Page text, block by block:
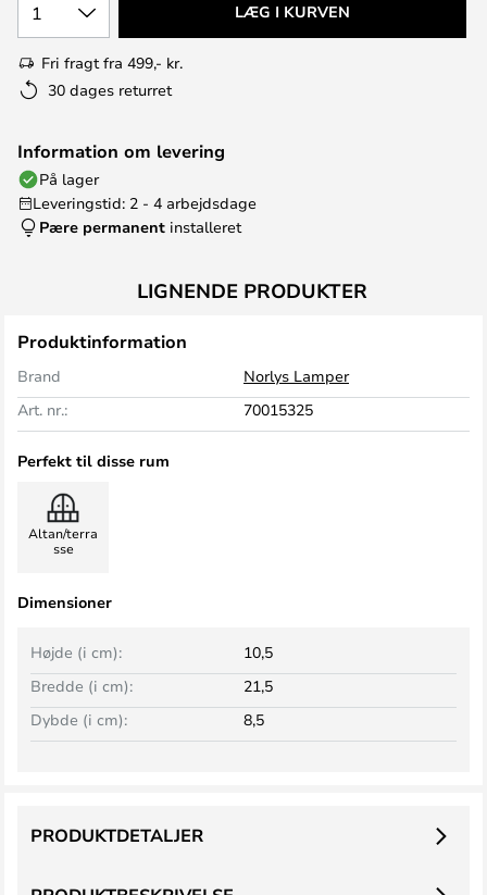
1 LÆG I KURVEN
Fri fragt fra 499,- kr.
30 dages returret
Information om levering
På lager
Leveringstid: 2 - 4 arbejdsdage
Pære permanent installeret
LIGNENDE PRODUKTER
Produktinformation
Brand
Norlys Lamper
Art. nr.:
70015325
Perfekt til disse rum
Altan/terra
sse
Dimensioner
Bredde (i cm): 21,5
Højde (i cm): 10,5
Dybde (i cm): 8,5
PRODUKTDETALJER